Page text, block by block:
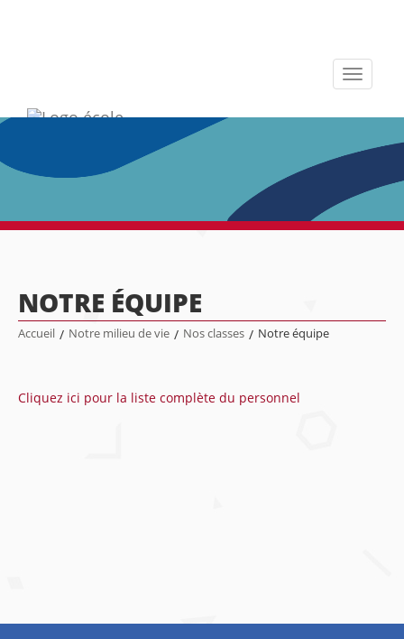
Toggle
NOTRE ÉQUIPE
Accueil / Notre milieu de vie / Nos classes / Notre équipe
Cliquez ici pour la liste complète du personnel